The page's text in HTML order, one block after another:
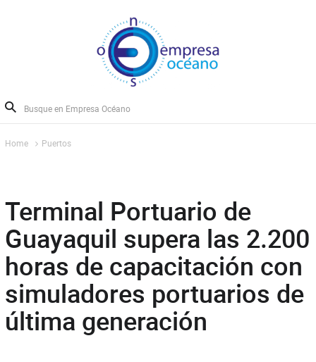
Home Puertos
Terminal Portuario de
Guayaquil supera las 2.200
horas de capacitación con
simuladores portuarios de
última generación